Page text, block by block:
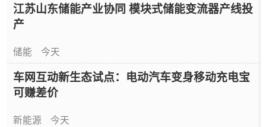
江苏山东储能产业协同 模块式储能变流器产线投
产
储能 今天
车网互动新生态试点：电动汽车变身移动充电宝
可赚差价
新能源 今天